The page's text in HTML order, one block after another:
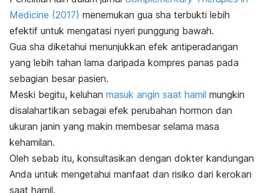
Medicine (2017) menemukan gua sha terbukti lebih
efektif untuk mengatasi nyeri punggung bawah.
Gua sha diketahui menunjukkan efek antiperadangan
yang lebih tahan lama daripada kompres panas pada
sebagian besar pasien.
Meski begitu, keluhan masuk angin saat hamil mungkin
disalahartikan sebagai efek perubahan hormon dan
ukuran janin yang makin membesar selama masa
kehamilan.
Oleh sebab itu, konsultasikan dengan dokter kandungan
Anda untuk mengetahui manfaat dan risiko dari kerokan
saat hamil.